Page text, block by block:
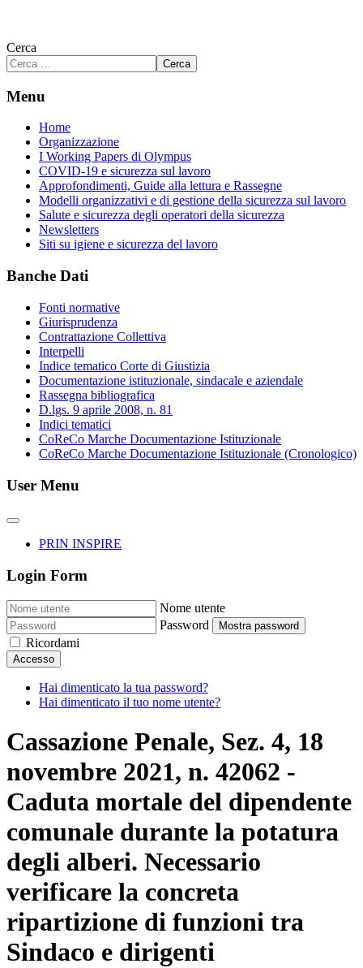
Cerca
Cerca
Menu
Home
Organizzazione
I Working Papers di Olympus
COVID-19 e sicurezza sul lavoro
Approfondimenti, Guide alla lettura e Rassegne
Modelli organizzativi e di gestione della sicurezza sul lavoro
Salute e sicurezza degli operatori della sicurezza
Newsletters
Siti su igiene e sicurezza del lavoro
Banche Dati
Fonti normative
Giurisprudenza
Contrattazione Collettiva
Interpelli
Indice tematico Corte di Giustizia
Documentazione istituzionale, sindacale e aziendale
Rassegna bibliografica
D.lgs. 9 aprile 2008, n. 81
Indici tematici
CoReCo Marche Documentazione Istituzionale
CoReCo Marche Documentazione Istituzionale (Cronologico)
User Menu
PRIN INSPIRE
Login Form
Nome utente
Password
Mostra password
Ricordami
Accesso
Hai dimenticato la tua password?
Hai dimenticato il tuo nome utente?
Cassazione Penale, Sez. 4, 18
novembre 2021, n. 42062 -
Caduta mortale del dipendente
comunale durante la potatura
degli alberi. Necessario
verificare la concreta
ripartizione di funzioni tra
Sindaco e dirigenti